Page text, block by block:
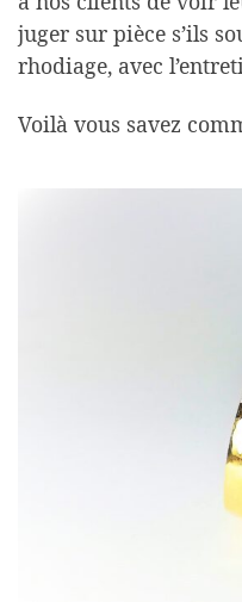
juger sur pièce s’ils
rhodiage, avec
Voilà vous savez